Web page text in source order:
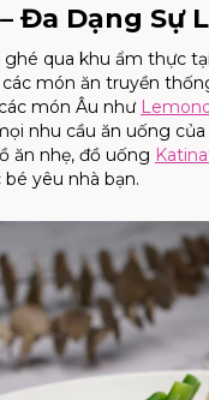
Đa Dạng Sự
qua khu ẩm thực
món ăn truyền
món Âu như
nhu cầu ăn uống
ăn nhẹ, đồ uống
yêu nhà bạn.